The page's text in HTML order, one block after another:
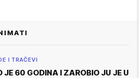
I TRAČEVI
JE 60 GODINA I ZAROBIO JU JE U